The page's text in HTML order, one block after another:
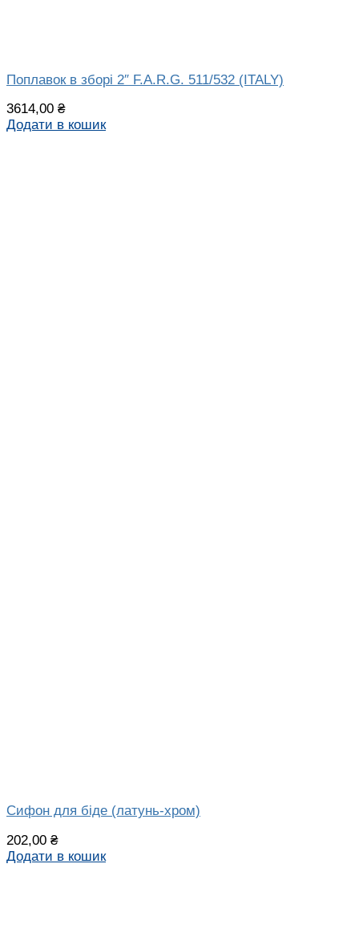
Поплавок в зборі 2″ F.A.R.G. 511/532 (ITALY)
3614,00 ₴
Додати в кошик
Сифон для біде (латунь-хром)
202,00 ₴
Додати в кошик